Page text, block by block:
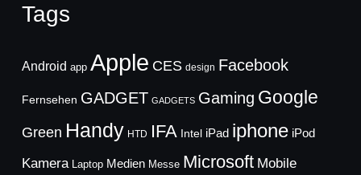
Tags
Android app Apple CES design Facebook
Fernsehen GADGET GADGETS Gaming Google
Green Handy HTD IFA Intel iPad iphone iPod
Kamera Laptop Medien Messe Microsoft Mobile